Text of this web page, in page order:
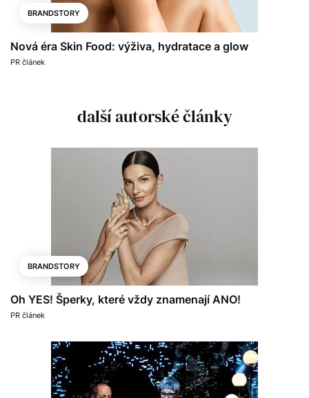
BRANDSTORY
Nová éra Skin Food: výživa, hydratace a glow
PR článek
další autorské články
BRANDSTORY
Oh YES! Šperky, které vždy znamenají ANO!
PR článek